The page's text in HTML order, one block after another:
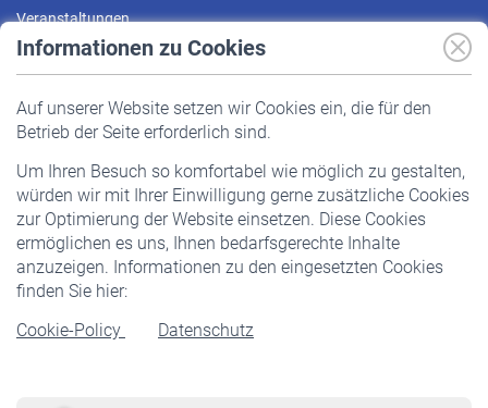
Informationen zu Cookies
Auf unserer Website setzen wir Cookies ein, die für den
Betrieb der Seite erforderlich sind.
Um Ihren Besuch so komfortabel wie möglich zu gestalten,
würden wir mit Ihrer Einwilligung gerne zusätzliche Cookies
zur Optimierung der Website einsetzen. Diese Cookies
ermöglichen es uns, Ihnen bedarfsgerechte Inhalte
anzuzeigen. Informationen zu den eingesetzten Cookies
finden Sie hier:
Cookie-Policy
Datenschutz
Veranstaltungen
Pflichtversicherung
Staatliche Förderung
Veranstaltungen
Rentner
Rentenbeginn
Rente beantragen